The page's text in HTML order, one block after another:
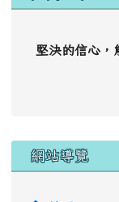
堅決的信心，
右邊區域內
網站導覽